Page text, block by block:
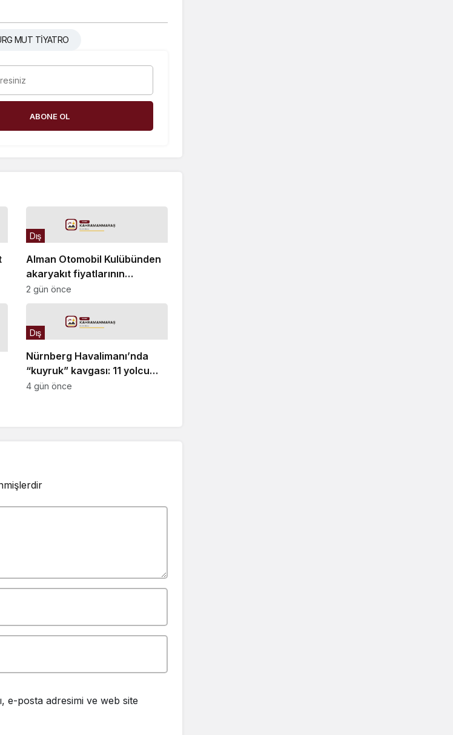
MUT TİYATRO
ABONE OL
Alman Otomobil Kulübünden
akaryakıt fiyatlarının
yükselmesine tepki
Dış
2 gün önce
Nürnberg Havalimanı’nda
“kuyruk” kavgası: 11 yolcu
uçağa alınmadı
Dış
4 gün önce
e-posta adresimi ve web site